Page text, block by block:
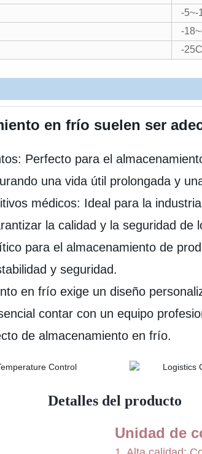
-5~-
-
-
en frío suelen ser
Perfecto para el
una vida útil prolongada y
médicos: Ideal para la
la calidad y la seguridad
para el almacenamiento de
y seguridad.
en frío exige un diseño
contar con un equipo
de almacenamiento en frío.
Detalles del producto
Unidad de